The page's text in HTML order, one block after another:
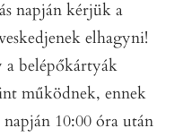
napján kérjük a
elhagyni!
belépőkártyák
működnek, ennek
10:00 óra után